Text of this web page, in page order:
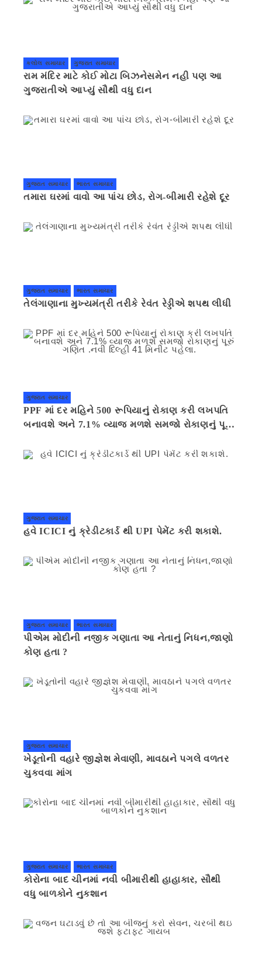
કલોલ સમાચાર ગુજરાત સમાચાર
રામ મંદિર માટે કોઈ મોટા બિઝનેસમેન નહી પણ આ
ગુજરાતીએ આપ્યું સૌથી વધુ દાન
ગુજરાત સમાચાર ભારત સમાચાર
તમારા ઘરમાં વાવો આ પાંચ છોડ, રોગ-બીમારી રહેશે દૂર
ગુજરાત સમાચાર ભારત સમાચાર
તેલંગાણાના મુખ્યમંત્રી તરીકે રેવંત રેડ્ડીએ શપથ લીધી
ગુજરાત સમાચાર
PPF માં દર મહિને 500 રૂપિયાનું રોકાણ કરી લખપતિ
બનાવશે અને 7.1% વ્યાજ મળશે સમજો રોકાણનું પૂરું
ગુજરાત સમાચાર
હવે ICICI નું ક્રેડીટકાર્ડ થી UPI પેમેંટ કરી શકાશે.
ગુજરાત સમાચાર ભારત સમાચાર
પીએમ મોદીની નજીક ગણાતા આ નેતાનું નિધન,જાણો
કોણ હતા ?
ગુજરાત સમાચાર
ખેડૂતોની વહારે જીજ્ઞેશ મેવાણી, માવઠાને પગલે વળતર
ચુકવવા માંગ
ગુજરાત સમાચાર ભારત સમાચાર
કોરોના બાદ ચીનમાં નવી બીમારીથી હાહાકાર, સૌથી
વધુ બાળકોને નુકશાન